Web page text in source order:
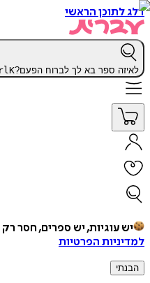
הראשי
ספר בא לך לברוח הפעם? CtrlK
עוגיות, יש ספרים, חסר רק קפה.
הפרטיות